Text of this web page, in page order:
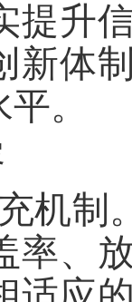
提升
新体
。
机制
率、